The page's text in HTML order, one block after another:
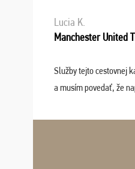
Lucia K.
Manchester United
Služby tejto cestovnej
a musím povedať, že
dispozícii nonstop